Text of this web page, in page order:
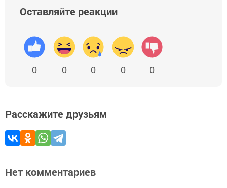
Оставляйте реакции
0 0 0 0 0
Расскажите друзьям
Нет комментариев